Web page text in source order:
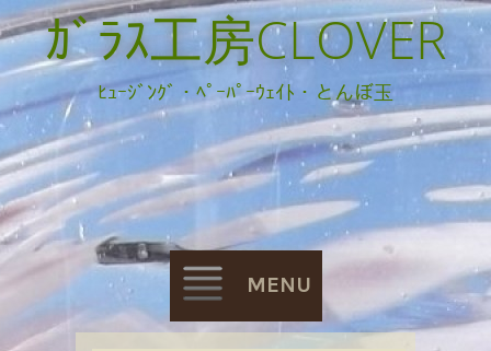
ｶﾞﾗｽ工房CLOVER
ﾋｭｰｼﾞﾝｸﾞ・ﾍﾟｰﾊﾟｰｳｪｲﾄ・とんぼ玉
MENU